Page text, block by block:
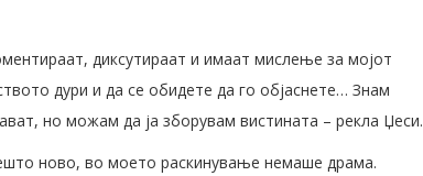
диксутираат и имаат мислење за мојот
дури и да се обидете да го објаснете… Знам
но можам да ја зборувам вистината – рекла Џеси.
ново, во моето раскинување немаше драма.